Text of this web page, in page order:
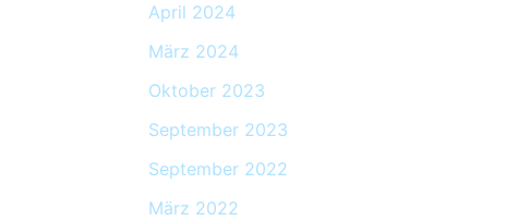
April 2024
März 2024
Oktober 2023
September 2023
September 2022
März 2022